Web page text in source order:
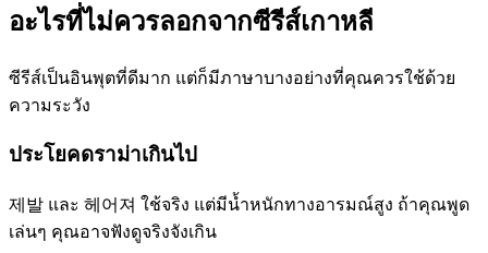
อะไรที่ไม่ควรลอกจากซีรีส์เกาหลี
ซีรีส์เป็นอินพุตที่ดีมาก แต่ก็มีภาษาบางอย่างที่คุณควรใช้ด้วย
ความระวัง
ประโยคดราม่าเกินไป
제발 และ 헤어져 ใช้จริง แต่มีน้ำหนักทางอารมณ์สูง ถ้าคุณพูด
เล่นๆ คุณอาจฟังดูจริงจังเกิน